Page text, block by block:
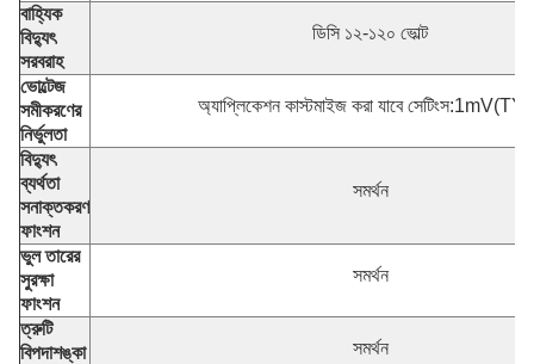
বাহ্যিক
বিদ্যুৎ
সরবরাহ
ডিসি ১২-১২০ ভোল্ট
ভোল্টেজ
সমীকরণের
নির্ভুলতা
অ্যাপ্লিকেশন কাস্টমাইজ করা যাবে
বিদ্যুৎ
ব্যর্থতা
সনাক্তকরণ
ফাংশন
সমর্থন
ভুল তারের
সুরক্ষা
ফাংশন
সমর্থন
ত্রুটি
বিপদাশঙ্কা
সমর্থন